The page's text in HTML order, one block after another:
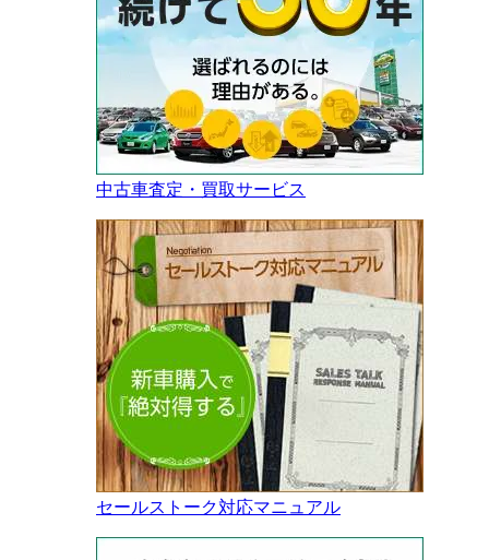
中古車査定・買取サービス
セールストーク対応マニュアル